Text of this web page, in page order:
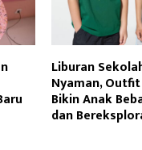
Liburan
Nyaman,
Bikin Anak
dan